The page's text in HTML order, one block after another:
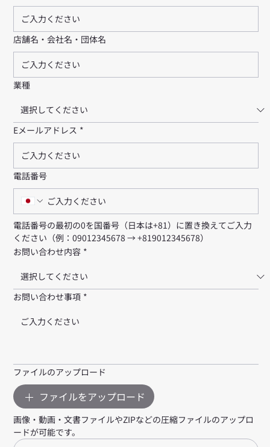
店舗名・会社名・団体名
業種
Eメールアドレス *
電話番号
電話番号の最初の0を国番号（日本は+81）に置き換えてご入力
ください（例：09012345678 → +819012345678）
お問い合わせ内容 *
お問い合わせ事項 *
ファイルのアップロード
ファイルをアップロード
画像・動画・文書ファイルやZIPなどの圧縮ファイルのアップロ
ードが可能です。